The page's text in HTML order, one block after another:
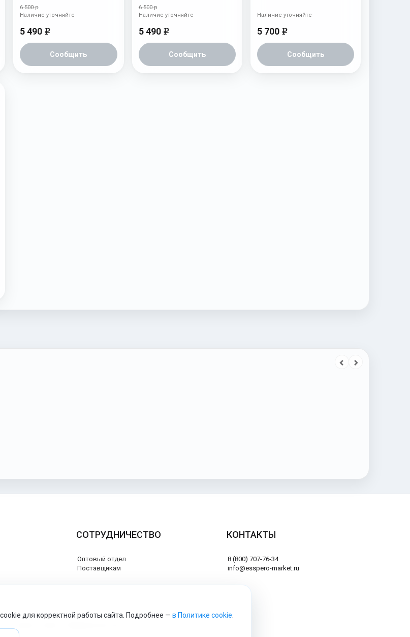
6 500 р
5 490 e
Сообщить
Наличие уточняйте
6 500 р
5 490 e
Сообщить
Наличие уточняйте
5 700 e
Сообщить
Наличие уточняйте
СОТРУДНИЧЕСТВО
Оптовый отдел
Поставщикам
КОНТАКТЫ
8 (800) 707-76-34
info@esspero-market.ru
для корректной работы сайта. Подробнее — в Политике cookie